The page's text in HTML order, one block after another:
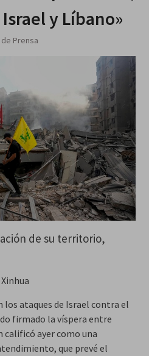
y Líbano»
Prensa
de su territorio,
ataques de Israel contra el
firmado la víspera entre
calificó ayer como una
que prevé el